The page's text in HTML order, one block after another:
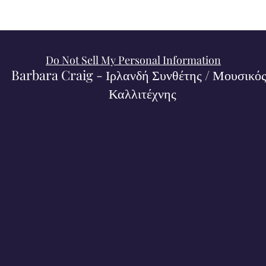
Barbara Craig - Ιρλανδή Συνθέτης /
Καλλιτέχνης
Do Not Sell My Personal Information